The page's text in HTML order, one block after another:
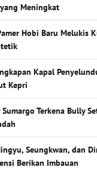
Meningkat
Hobi Baru Melukis
Kapal
Kepri
Terkena Bully
Seungkwan, dan
Berikan Imbauan